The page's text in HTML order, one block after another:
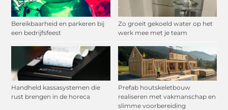
Bereikbaarheid en parkeren bij
een bedrijfsfeest
Zo groeit gekoeld water op het
werk mee met je team
Handheld kassasystemen die
rust brengen in de horeca
Prefab houtskeletbouw
realiseren met vakmanschap en
slimme voorbereiding